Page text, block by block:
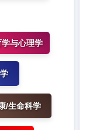
与心理学
/生命科学